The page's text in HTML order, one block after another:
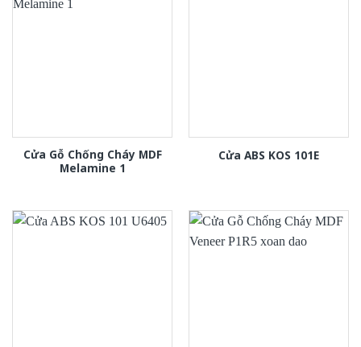
Cửa Gỗ Chống Cháy MDF
Melamine 1
Cửa ABS KOS 101E